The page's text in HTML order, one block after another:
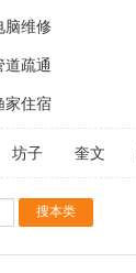
脑维修
道疏通
家住宿
坊子 奎文